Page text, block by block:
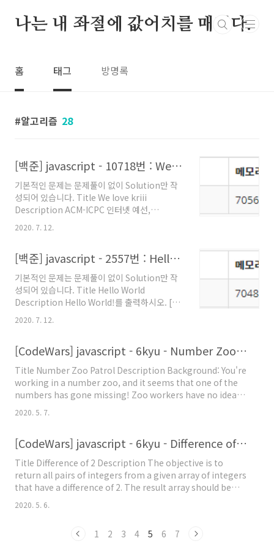
나는 내 좌절에 값어치를 매긴다.
홈 태그 방명록
알고리즘 28
[백준] javascript - 10718번 : We love kriii
기본적인 문제는 문제풀이 없이 Solution만 작
성되어 있습니다. Title We love kriii
Description ACM-ICPC 인터넷 예선,
Regional, 그리고 World Finals까지 이미 2회
씩 진출해버린 kriii는 미련을 버리지 못하고 왠
프에 참여했다. 대회를 뜰 줄 모르는 지박령 kriii
를 위해서 격려의 문구를 출력해주자. [
Example Output ] 강한친구 대한육군 강한친
구 대한육군 Solution const printTwice=
(arg)=>{ console.log(arg)
console.log(arg) } printTwice('강한친구 대
컨텐츠를 제작할 수..
2020. 7. 12.
[백준] javascript - 2557번 : Hello World
기본적인 문제는 문제풀이 없이 Solution만 작
성되어 있습니다. Title Hello World
Description Hello World!를 출력하시오. [
Example Output ] Hello World! Solution
console.log("Hello World!") 글 읽어주셔서
도록 노력하겠습니다. ​ - TLOWAC 이창훈 -
2020. 7. 12.
[CodeWars] javascript - 6kyu - Number Zoo Patrol 문제풀이
Title Number Zoo Patrol Description Background: You're
working in a number zoo, and it seems that one of the
numbers has gone missing! Zoo workers have no idea
what number is missing, and are too incompetent to
figure it out, so they're hiring you to do it for them. In
program to work regardless of how many numbers
there are in total. Task: Write..
2020. 5. 7.
[CodeWars] javascript - 6kyu - Difference of 2 문제풀이
Title Difference of 2 Description The objective is to
return all pairs of integers from a given array of integers
that have a difference of 2. The result array should be
sorted in ascending order of values. Assume there are no
duplicate integers in the array. The order of the integers
4] should return [[1, 3], [2, 4]] [4, 1, 2, 3] should a..
2020. 5. 6.
1 2 3 4 5 6 7